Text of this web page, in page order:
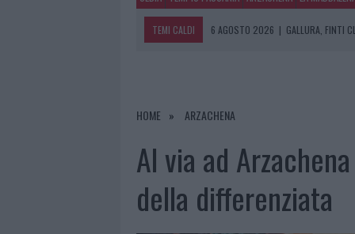
TEMI CALDI 6 AGOSTO 2026 | GALLURA, FINTI
6 AGOSTO 2026 | METEO OLBIA 7
6 AGOSTO 2026 | CALANGIANUS, ALLARME SUL
HOME ARZACHENA
Al via ad
della differenziata